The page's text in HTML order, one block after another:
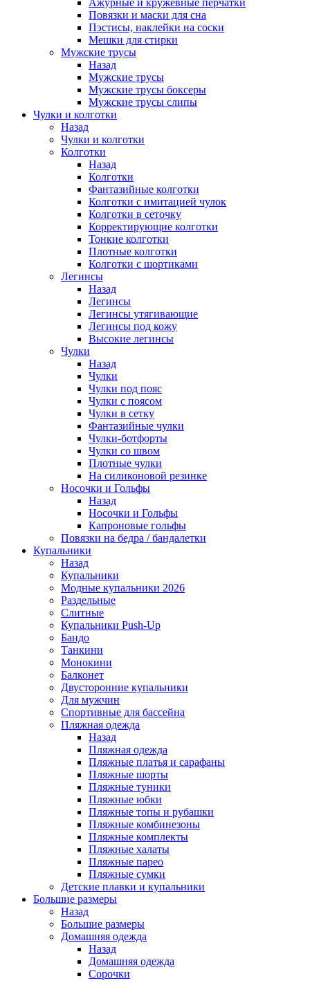
Ажурные и кружевные перчатки
Повязки и маски для сна
Пэстисы, наклейки на соски
Мешки для стирки
Мужские трусы
Назад
Мужские трусы
Мужские трусы боксеры
Мужские трусы слипы
Чулки и колготки
Назад
Чулки и колготки
Колготки
Назад
Колготки
Фантазийные колготки
Колготки с имитацией чулок
Колготки в сеточку
Корректирующие колготки
Тонкие колготки
Плотные колготки
Колготки с шортиками
Легинсы
Назад
Легинсы
Легинсы утягивающие
Легинсы под кожу
Высокие легинсы
Чулки
Назад
Чулки
Чулки под пояс
Чулки с поясом
Чулки в сетку
Фантазийные чулки
Чулки-ботфорты
Чулки со швом
Плотные чулки
На силиконовой резинке
Носочки и Гольфы
Назад
Носочки и Гольфы
Капроновые гольфы
Повязки на бедра / бандалетки
Купальники
Назад
Купальники
Модные купальники 2026
Раздельные
Слитные
Купальники Push-Up
Бандо
Танкини
Монокини
Балконет
Двусторонние купальники
Для мужчин
Спортивные для бассейна
Пляжная одежда
Назад
Пляжная одежда
Пляжные платья и сарафаны
Пляжные шорты
Пляжные туники
Пляжные юбки
Пляжные топы и рубашки
Пляжные комбинезоны
Пляжные комплекты
Пляжные халаты
Пляжные парео
Пляжные сумки
Детские плавки и купальники
Большие размеры
Назад
Большие размеры
Домашняя одежда
Назад
Домашняя одежда
Сорочки